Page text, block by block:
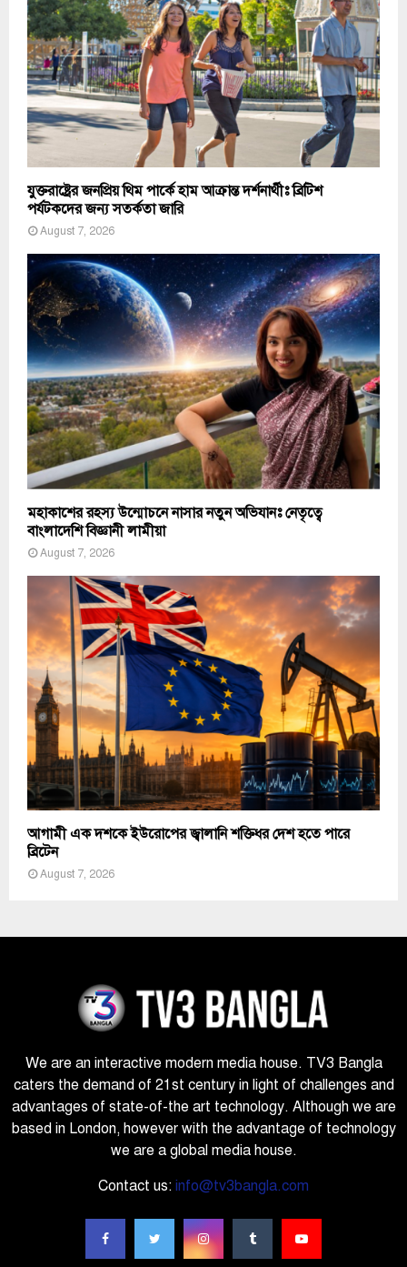
যুক্তরাষ্ট্রের জনপ্রিয় থিম পার্কে হাম আক্রান্ত দর্শনার্থীঃ ব্রিটিশ
পর্যটকদের জন্য সতর্কতা জারি
August 7, 2026
মহাকাশের রহস্য উন্মোচনে নাসার নতুন অভিযানঃ নেতৃত্বে
বাংলাদেশি বিজ্ঞানী লামীয়া
August 7, 2026
আগামী এক দশকে ইউরোপের জ্বালানি শক্তিধর দেশ হতে পারে
ব্রিটেন
August 7, 2026
We are an interactive modern media house. TV3 Bangla
caters the demand of 21st century in light of challenges and
advantages of state-of-the art technology. Although we are
based in London, however with the advantage of technology
we are a global media house.
Contact us: info@tv3bangla.com